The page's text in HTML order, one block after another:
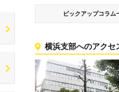
ピックアップコラム
横浜支部へのアクセ